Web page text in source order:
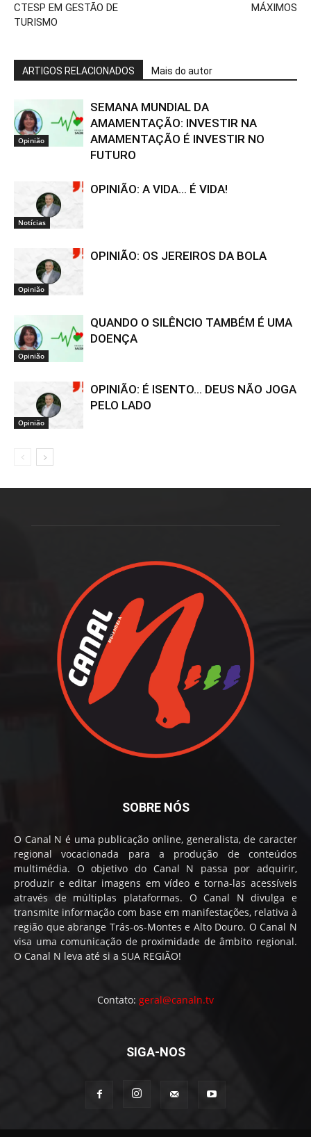
CTESP EM GESTÃO DE
TURISMO
MÁXIMOS
ARTIGOS RELACIONADOS Mais do autor
Opinião
SEMANA MUNDIAL DA
AMAMENTAÇÃO: INVESTIR NA
AMAMENTAÇÃO É INVESTIR NO
FUTURO
Notícias
OPINIÃO: A VIDA… É VIDA!
Opinião
OPINIÃO: OS JEREIROS DA BOLA
Opinião
QUANDO O SILÊNCIO TAMBÉM É UMA
DOENÇA
Opinião
OPINIÃO: É ISENTO… DEUS NÃO JOGA
PELO LADO
SOBRE NÓS
O Canal N é uma publicação online, generalista, de caracter
regional vocacionada para a produção de conteúdos
multimédia. O objetivo do Canal N passa por adquirir,
produzir e editar imagens em vídeo e torna-las acessíveis
através de múltiplas plataformas. O Canal N divulga e
transmite informação com base em manifestações, relativa à
região que abrange Trás-os-Montes e Alto Douro. O Canal N
visa uma comunicação de proximidade de âmbito regional.
O Canal N leva até si a SUA REGIÃO!
Contato: geral@canaln.tv
SIGA-NOS